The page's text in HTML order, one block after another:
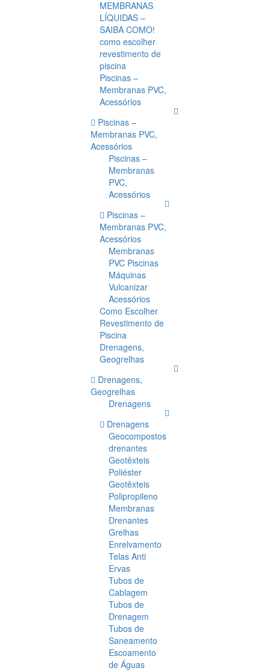
MEMBRANAS
LÍQUIDAS –
SAIBA COMO!
como escolher
revestimento de
piscina
Piscinas –
Membranas PVC,
Acessórios
Piscinas –
Membranas PVC,
Acessórios
Piscinas –
Membranas
PVC,
Acessórios
Piscinas –
Membranas PVC,
Acessórios
Membranas
PVC Piscinas
Máquinas
Vulcanizar
Acessórios
Como Escolher
Revestimento de
Piscina
Drenagens,
Geogrelhas
Drenagens,
Geogrelhas
Drenagens
Drenagens
Geocompostos
drenantes
Geotêxteis
Poliéster
Geotêxteis
Polipropileno
Membranas
Drenantes
Grelhas
Enrelvamento
Telas Anti
Ervas
Tubos de
Cablagem
Tubos de
Drenagem
Tubos de
Saneamento
Escoamento
de Águas